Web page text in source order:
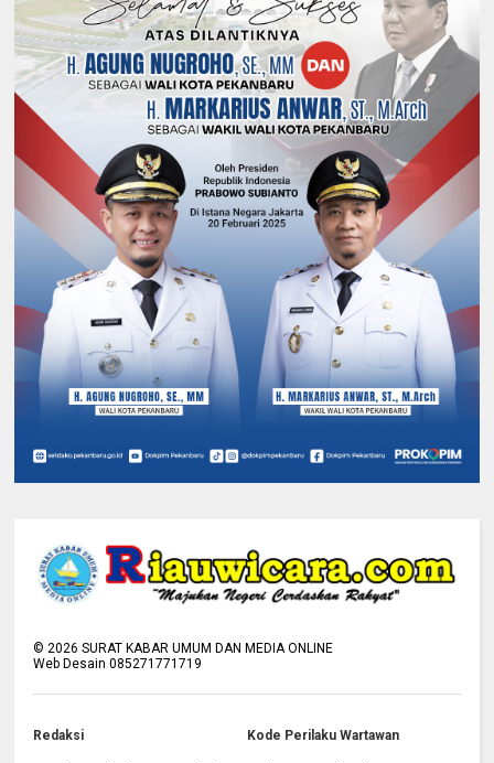
© 2026 SURAT KABAR UMUM DAN MEDIA ONLINE
Web Desain 085271771719
Redaksi Kode Perilaku Wartawan